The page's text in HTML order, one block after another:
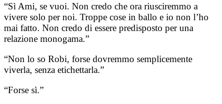
“Sì Ami, se vuoi. Non credo che ora riusciremmo a
vivere solo per noi. Troppe cose in ballo e io non l’ho
mai fatto. Non credo di essere predisposto per una
relazione monogama.”
“Non lo so Robi, forse dovremmo semplicemente
viverla, senza etichettarla.”
“Forse sì.”